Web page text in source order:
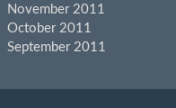
November 2011
October 2011
September 2011